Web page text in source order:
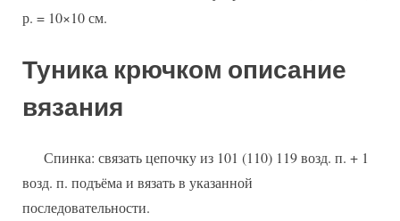
р. = 10×10 см.
Туника крючком описание
вязания
Спинка: связать цепочку из 101 (110) 119 возд. п. + 1
возд. п. подъёма и вязать в указанной
последовательности.